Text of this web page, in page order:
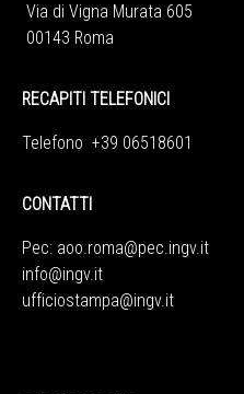
Via di Vigna Murata 605
00143 Roma
RECAPITI TELEFONICI
Telefono +39 06518601
CONTATTI
Pec: aoo.roma@pec.ingv.it
info@ingv.it
ufficiostampa@ingv.it